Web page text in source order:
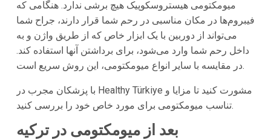
میومکتومی هیستروسکوپیک هیچ برشی ندارد. هنگامی که
فیبروم‌ها در مکان مناسبی در رحم شما قرار دارند، جراح شما
می‌تواند از دوربین با یک ابزار خاص که از طریق واژن و به
داخل رحم شما وارد می‌شود، برای برداشتن آنها استفاده کند.
در مقایسه با سایر انواع میومکتومی، این روش سریع است.
با پزشکان مجرب در Healthy Türkiye مشورت کنید تا مزایا و
تناسب میومکتومی برای مورد خاص خود را بررسی کنید.
بعد از میومکتومی در ترکیه